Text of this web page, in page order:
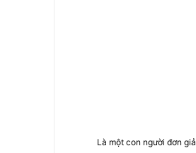
Là một con người đơn